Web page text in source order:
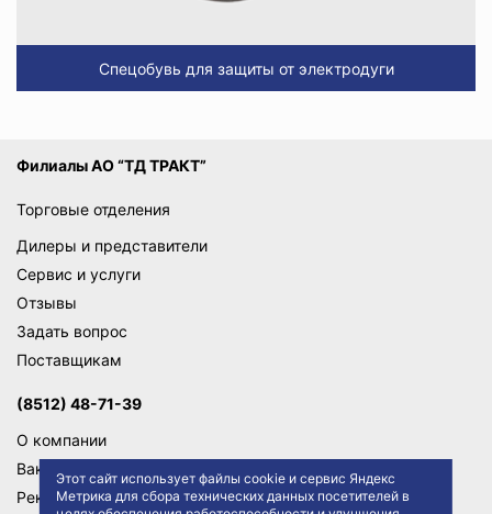
Этот сайт использует файлы cookie и сервис Яндекс
Метрика для сбора технических данных посетителей в
Спецобувь для защиты от электродуги
Филиалы АО “ТД ТРАКТ”
Торговые отделения
Дилеры и представители
Сервис и услуги
Отзывы
Задать вопрос
Поставщикам
(8512) 48-71-39
О компании
Вакансии
Реквизиты